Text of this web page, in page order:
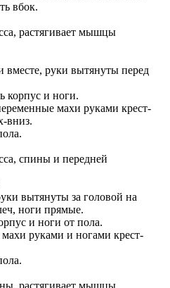
вбок.
растягивает мышцы
руки вытянуты перед
корпус и ноги.
махи руками крест-
вниз.
спины и передней
вытянуты за головой на
ноги прямые.
и ноги от пола.
руками и ногами крест-
растягивает мышцы